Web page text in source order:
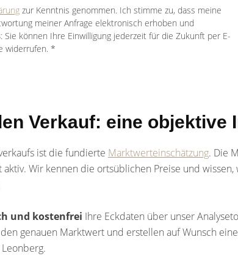
zur Kenntnis genommen. Ich stimme zu, dass meine
meiner Anfrage elektronisch erhoben und
: Sie können Ihre Einwilligung jederzeit für die Zukunft per E-
widerrufen. *
Verkauf: eine objektive
ist die fundierte Marktwerteinschätzung. Die
Wir kennen die ortsüblichen Preise und
und kostenfrei Ihre Eckdaten über unser
genauen Marktwert und erstellen auf Wunsch eine